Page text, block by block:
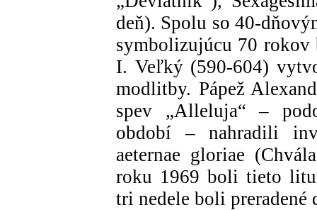
deň). Spolu so 40-
symbolizujúcu 70 rokov
I. Veľký (590-604)
modlitby. Pápež
spev „Alleluja“ –
období – nahradili
aeternae gloriae
roku 1969 boli tieto
tri nedele boli